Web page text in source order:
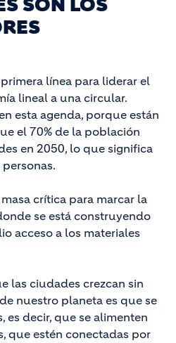
SON LOS
línea para liderar el
lineal a una circular.
esta agenda, porque están
el 70% de la población
en 2050, lo que significa
crítica para marcar la
se está construyendo
acceso a los materiales
las ciudades crezcan sin
nuestro planeta es que se
es decir, que se alimenten
que estén conectadas por